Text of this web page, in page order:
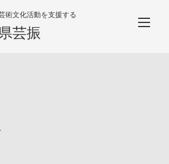
術文化活動を支援する
芸振